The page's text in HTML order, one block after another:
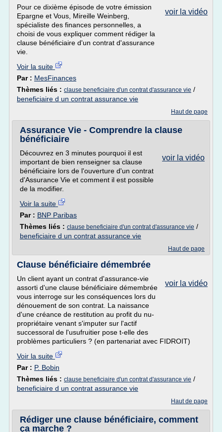
voir la vidéo
Pour ce dixième épisode de votre émission
Epargne et Vous, Mireille Weinberg,
spécialiste des finances personnelles, a
choisi de vous expliquer comment rédiger la
clause bénéficiaire d'un contrat d'assurance
vie.
Voir la suite
Par : MesFinances
Thèmes liés : clause beneficiaire d'un contrat d'assurance vie /
beneficiaire d un contrat assurance vie
Haut de page
Assurance Vie - Comprendre la clause
bénéficiaire
voir la vidéo
Découvrez en 3 minutes pourquoi il est
important de bien renseigner sa clause
bénéficiaire lors de l'ouverture d'un contrat
d'Assurance Vie et comment il est possible
de la modifier.
Voir la suite
Par : BNP Paribas
Thèmes liés : clause beneficiaire d'un contrat d'assurance vie /
beneficiaire d un contrat assurance vie
Haut de page
Clause bénéficiaire démembrée
voir la vidéo
Un client ayant un contrat d'assurance-vie
assorti d'une clause bénéficiaire démembrée
vous interroge sur les conséquences lors du
dénouement de son contrat. La naissance
d'une créance de restitution au profit du nu-
propriétaire venant s'imputer sur l'actif
successoral de l'usufruitier pose t-elle des
problèmes particuliers ? (en partenariat avec FIDROIT)
Voir la suite
Par : P. Bobin
Thèmes liés : clause beneficiaire d'un contrat d'assurance vie /
beneficiaire d un contrat assurance vie
Haut de page
Rédiger une clause bénéficiaire, comment
ça marche ?